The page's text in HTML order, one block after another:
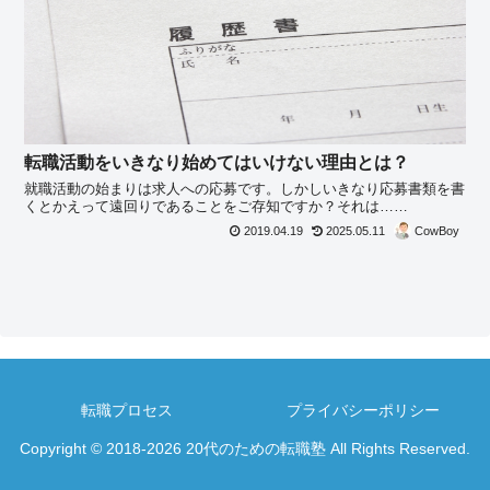
転職活動をいきなり始めてはいけない理由とは？
就職活動の始まりは求人への応募です。しかしいきなり応募書類を書
くとかえって遠回りであることをご存知ですか？それは……
2019.04.19 2025.05.11 CowBoy
転職プロセス プライバシーポリシー
Copyright © 2018-2026 20代のための転職塾 All Rights Reserved.